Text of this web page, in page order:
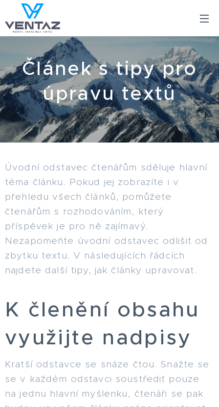
Článek s tipy pro
úpravu textů
16.12.2024
Úvodní odstavec čtenářům sděluje hlavní
téma článku. Pokud jej zobrazíte i v
přehledu všech článků, pomůžete
čtenářům s rozhodováním, který
příspěvek je pro ně zajímavý.
Nezapomeňte úvodní odstavec odlišit od
zbytku textu. V následujících řádcích
najdete další tipy, jak články upravovat.
K členění obsahu
využijte nadpisy
Kratší odstavce se snáze čtou. Snažte se
se v každém odstavci soustředit pouze
na jednu hlavní myšlenku, čtenáři se pak